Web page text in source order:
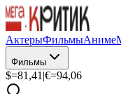
АктерыФильмыАниме
Фильмы
$=81,41 |€=94,06